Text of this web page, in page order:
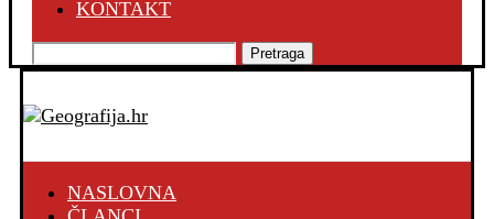
KONTAKT
Pretraga
NASLOVNA